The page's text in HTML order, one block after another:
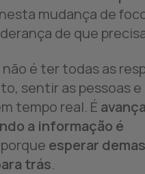
nesta mudança de
de que
é ter todas as
sentir as pessoas
tempo real. É
a informação é
esperar
trás.